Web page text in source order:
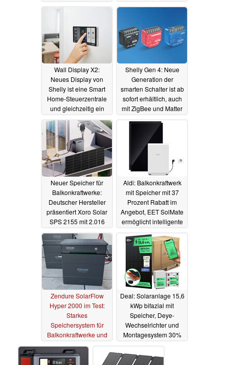
25.03.2025
Wall Display X2:
Neues Display von
Shelly ist eine Smart
Home-Steuerzentrale
und gleichzeitig ein
20.03.2025
Shelly Gen 4: Neue
Generation der
smarten Schalter ist ab
sofort erhältlich, auch
mit ZigBee und Matter
Neuer Speicher für
Balkonkraftwerke:
Deutscher Hersteller
präsentiert Xoro Solar
SPS 2155 mit 2.016
22.10.2024
Aldi: Balkonkraftwerk
mit Speicher mit 37
Prozent Rabatt im
Angebot, EET SolMate
ermöglicht intelligente
Zendure SolarFlow
Hyper 2000 im Test:
Starkes
Speichersystem für
Balkonkraftwerke und
08.10.2024
Deal: Solaranlage 15,6
kWp bifazial mit
Speicher, Deye-
Wechselrichter und
Montagesystem 30%